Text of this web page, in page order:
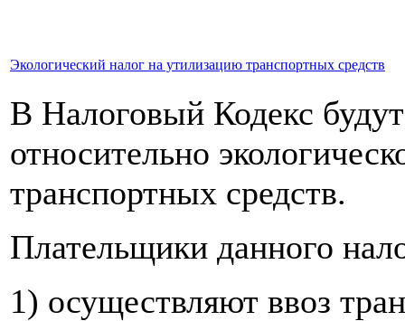
Экологический налог на утилизацию транспортных средств
В Налоговый Кодекс
относительно
транспортных средств.
Плательщики данного
1) осуществляют ввоз